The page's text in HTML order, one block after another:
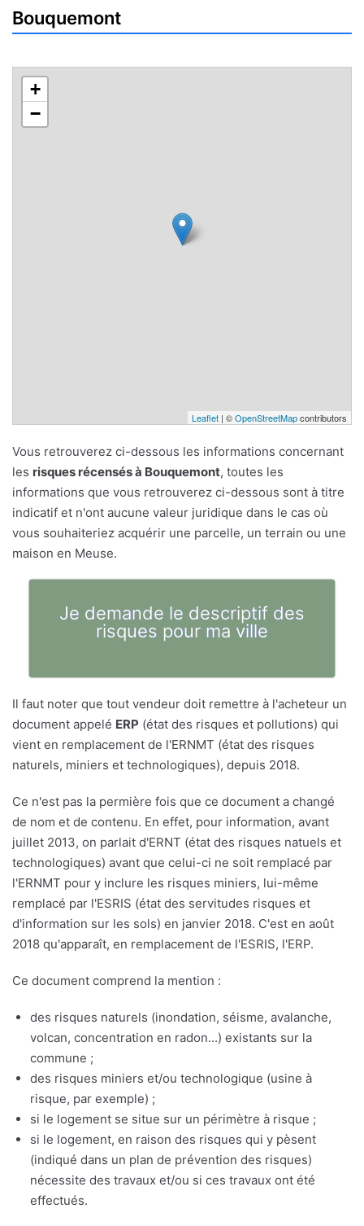
Bouquemont
+
−
Leaflet | ©OpenStreetMapcontributors
Vous retrouverez ci-dessous les informations concernant
les risques récensés à Bouquemont, toutes les
informations que vous retrouverez ci-dessous sont à titre
indicatif et n'ont aucune valeur juridique dans le cas où
vous souhaiteriez acquérir une parcelle, un terrain ou une
maison en Meuse.
Je demande le descriptif des
risques pour ma ville
Il faut noter que tout vendeur doit remettre à l'acheteur un
document appelé ERP (état des risques et pollutions) qui
vient en remplacement de l'ERNMT (état des risques
naturels, miniers et technologiques), depuis 2018.
Ce n'est pas la permière fois que ce document a changé
de nom et de contenu. En effet, pour information, avant
juillet 2013, on parlait d'ERNT (état des risques natuels et
technologiques) avant que celui-ci ne soit remplacé par
l'ERNMT pour y inclure les risques miniers, lui-même
remplacé par l'ESRIS (état des servitudes risques et
d'information sur les sols) en janvier 2018. C'est en août
2018 qu'apparaît, en remplacement de l'ESRIS, l'ERP.
Ce document comprend la mention :
des risques naturels (inondation, séisme, avalanche,
volcan, concentration en radon...) existants sur la
commune ;
des risques miniers et/ou technologique (usine à
risque, par exemple) ;
si le logement se situe sur un périmètre à risque ;
si le logement, en raison des risques qui y pèsent
(indiqué dans un plan de prévention des risques)
nécessite des travaux et/ou si ces travaux ont été
effectués.